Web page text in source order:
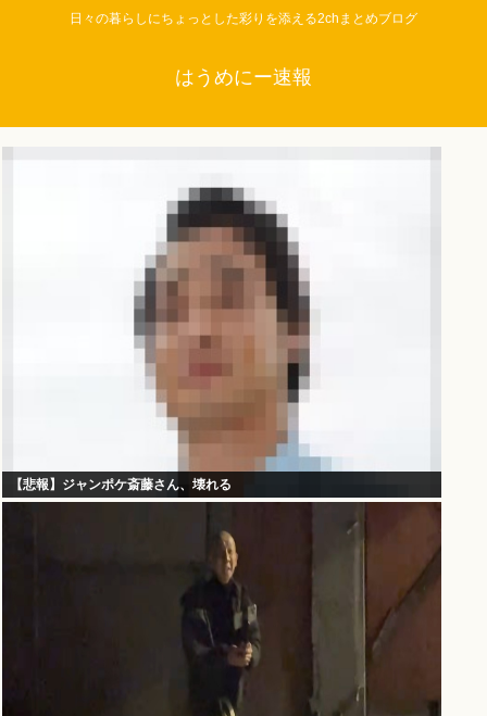
日々の暮らしにちょっとした彩りを添える2chまとめブログ
はうめにー速報
【悲報】ジャンポケ斎藤さん、壊れる